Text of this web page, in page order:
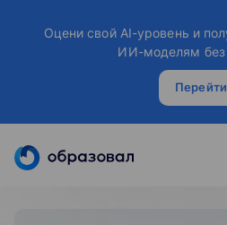
Оцени свой AI-уровень и
ИИ-моделям без
Перейти